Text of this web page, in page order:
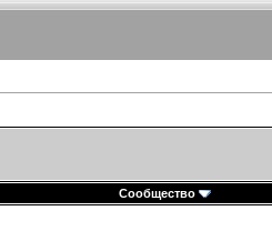
Сообщество